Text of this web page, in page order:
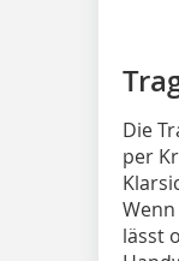
Die
per
lässt